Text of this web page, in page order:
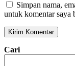
Simpan nama,
untuk komentar saya
Cari